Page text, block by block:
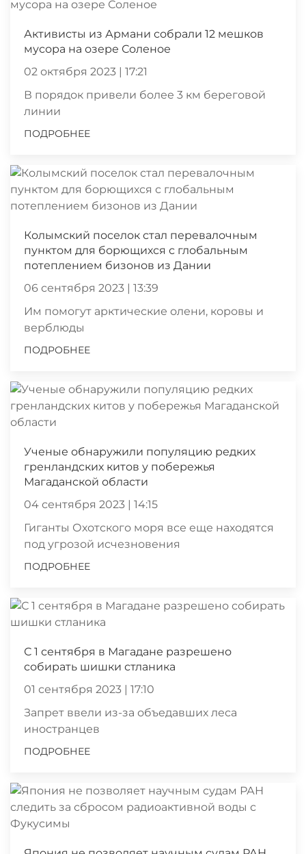
Активисты из Армани собрали 12 мешков
мусора на озере Соленое
02 октября 2023 | 17:21
В порядок привели более 3 км береговой
линии
ПОДРОБНЕЕ
Колымский поселок стал перевалочным
пунктом для борющихся с глобальным
потеплением бизонов из Дании
06 сентября 2023 | 13:39
Им помогут арктические олени, коровы и
верблюды
ПОДРОБНЕЕ
Ученые обнаружили популяцию редких
гренландских китов у побережья
Магаданской области
04 сентября 2023 | 14:15
Гиганты Охотского моря все еще находятся
под угрозой исчезновения
ПОДРОБНЕЕ
С 1 сентября в Магадане разрешено
собирать шишки стланика
01 сентября 2023 | 17:10
Запрет ввели из-за объедавших леса
иностранцев
ПОДРОБНЕЕ